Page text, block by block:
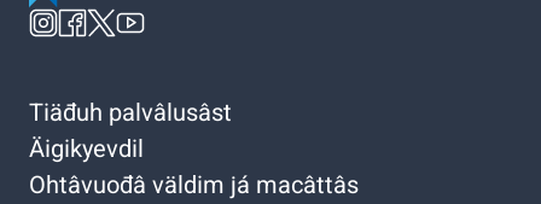
Tiäđuh palvâlusâst
Äigikyevdil
Ohtâvuođâ väldim já macâttâs